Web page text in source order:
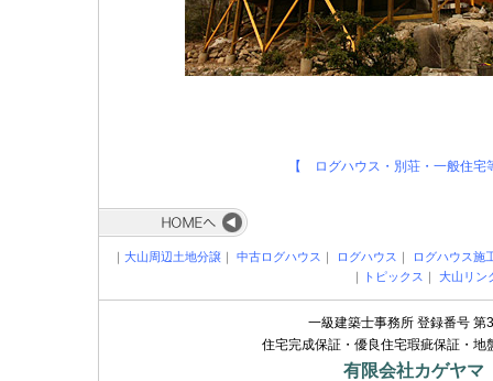
【 ログハウス・別荘・一般住
｜ 大山周辺土地分譲｜ 中古ログハウス ｜ ログハウス ｜
ログハウス施
｜
トピックス ｜大山リン
一級建築士事務所 登録番号
住宅完成保証・優良住宅瑕疵保証・
有限会社カゲヤマ